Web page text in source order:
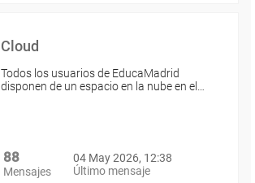
Cloud
Todos los usuarios de EducaMadrid
disponen de un espacio en la nube en el…
88
Mensajes
04 May 2026, 12:38
Último mensaje